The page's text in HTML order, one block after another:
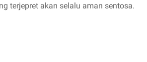
terjepret akan selalu aman sentosa.